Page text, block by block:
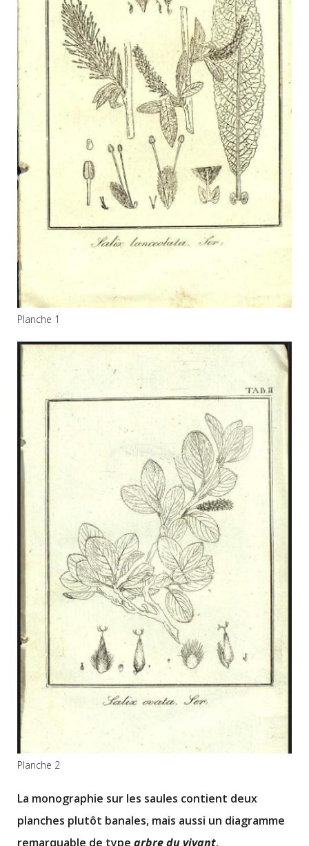
Planche 1
Planche 2
La monographie sur les saules contient deux
planches plutôt banales, mais aussi un diagramme
remarquable de type arbre du vivant.